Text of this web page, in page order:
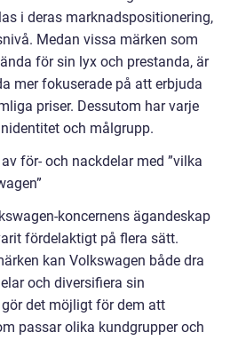
i deras marknadspositionering,
Medan vissa märken som
för sin lyx och prestanda, är
mer fokuserade på att erbjuda
priser. Dessutom har varje
och målgrupp.
för- och nackdelar med ”vilka
koncernens ägandeskap
fördelaktigt på flera sätt.
kan Volkswagen både dra
och diversifiera sin
det möjligt för dem att
passar olika kundgrupper och